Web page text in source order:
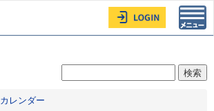
カレンダー